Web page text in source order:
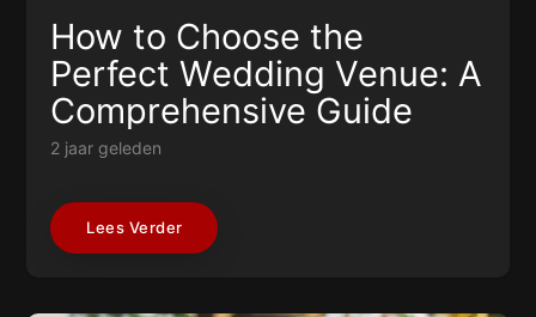
How to Choose the
Perfect Wedding Venue: A
Comprehensive Guide
2 jaar geleden
Lees Verder